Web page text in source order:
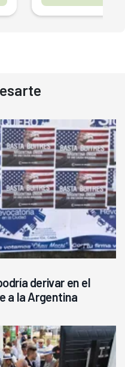
derivar en el
a la Argentina